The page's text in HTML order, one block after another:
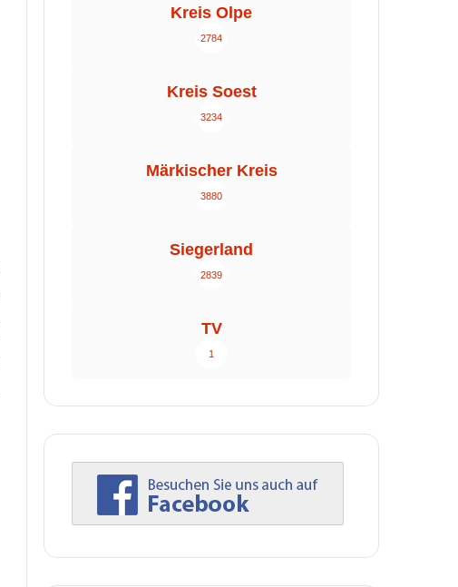
Kreis Olpe
2784
Kreis Soest
3234
Märkischer Kreis
3880
Siegerland
2839
TV
1